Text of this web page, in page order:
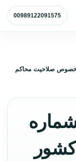
00989122091575
کشور در خصوص صلاحیت محاکم
کشور